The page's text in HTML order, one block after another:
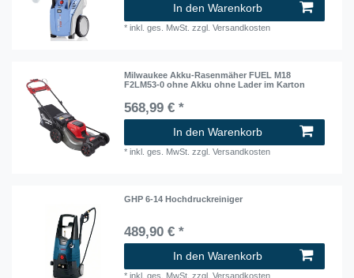
In den Warenkorb
*inkl. ges. MwSt. zzgl.Versandkosten
Milwaukee Akku-Rasenmäher FUEL M18
F2LM53-0 ohne Akku ohne Lader im Karton
568,99 € *
In den Warenkorb
*inkl. ges. MwSt. zzgl.Versandkosten
GHP 6-14 Hochdruckreiniger
489,90 € *
In den Warenkorb
*inkl. ges. MwSt. zzgl.Versandkosten